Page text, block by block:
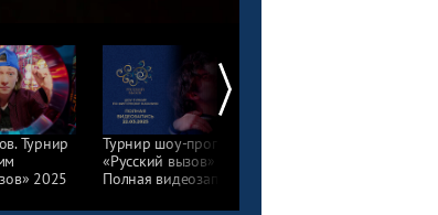
Турнир
2025
Турнир шоу-программ
«Русский вызов» 2025.
Полная видеозапись